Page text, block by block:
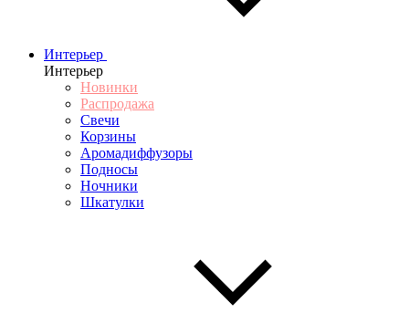
Интерьер
Интерьер
Новинки
Распродажа
Свечи
Корзины
Аромадиффузоры
Подносы
Ночники
Шкатулки